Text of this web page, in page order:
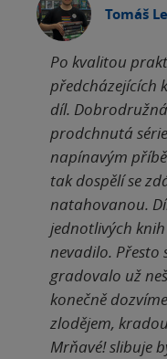
Tomáš
Po kvalitou
předcházejících
díl.
prodchnutá
napínavým
tak dospělí se
natahovanou.
jednotlivých
nevadilo. Přesto
gradovalo už
konečně
zlodějem,
Mrňavé! slibuje